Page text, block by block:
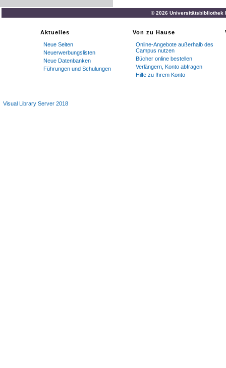
© 2026 Universitätsbibliothek
Aktuelles
Neue Seiten
Neuerwerbungslisten
Neue Datenbanken
Führungen und Schulungen
Von zu Hause
Online-Angebote außerhalb des
Campus nutzen
Bücher online bestellen
Verlängern, Konto abfragen
Hilfe zu Ihrem Konto
Visual Library Server 2018